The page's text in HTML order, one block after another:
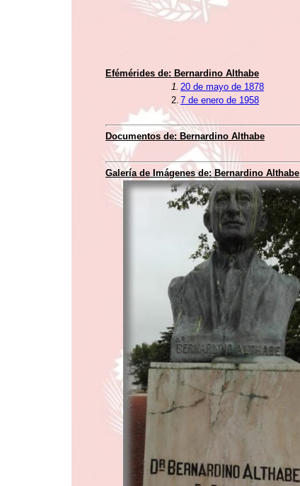
Efémérides de: Bernardino Althabe
1. 20 de mayo de 1878
2. 7 de enero de 1958
Documentos de: Bernardino Althabe
Galería de Imágenes de: Bernardino Althabe